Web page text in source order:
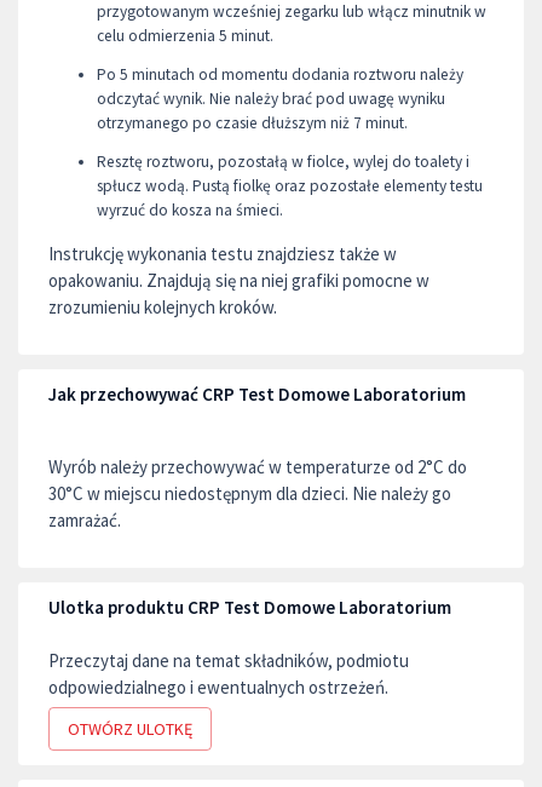
przygotowanym wcześniej zegarku lub włącz minutnik w
celu odmierzenia 5 minut.
Po 5 minutach od momentu dodania roztworu należy
odczytać wynik. Nie należy brać pod uwagę wyniku
otrzymanego po czasie dłuższym niż 7 minut.
Resztę roztworu, pozostałą w fiolce, wylej do toalety i
spłucz wodą. Pustą fiolkę oraz pozostałe elementy testu
wyrzuć do kosza na śmieci.
Instrukcję wykonania testu znajdziesz także w
opakowaniu. Znajdują się na niej grafiki pomocne w
zrozumieniu kolejnych kroków.
Jak przechowywać CRP Test Domowe Laboratorium
Wyrób należy przechowywać w temperaturze od 2°C do
30°C w miejscu niedostępnym dla dzieci. Nie należy go
zamrażać.
Ulotka produktu CRP Test Domowe Laboratorium
Przeczytaj dane na temat składników, podmiotu
odpowiedzialnego i ewentualnych ostrzeżeń.
OTWÓRZ ULOTKĘ